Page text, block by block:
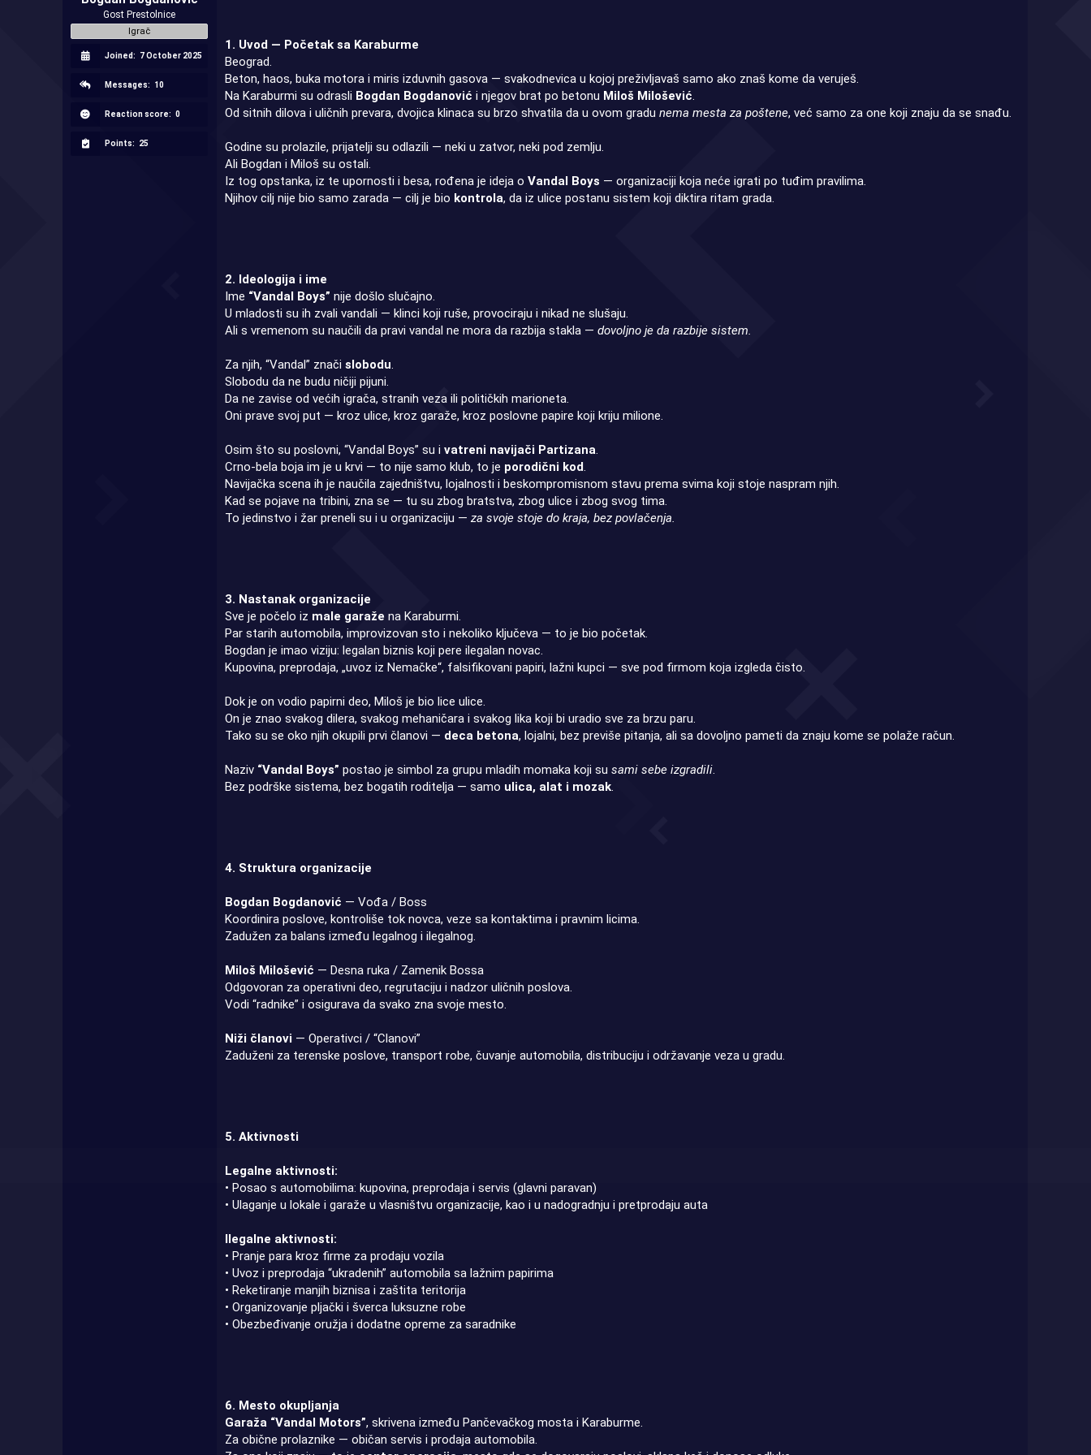
t
e
Gost Prestolnice
Igrač
Joined: 7 October 2025
Messages: 10
Reaction score: 0
Points: 25
1. Uvod — Početak sa Karaburme
Beograd.
Beton, haos, buka motora i miris izduvnih gasova — svakodnevica u kojoj preživljavaš samo ako znaš kome da veruješ.
Na Karaburmi su odrasli Bogdan Bogdanović i njegov brat po betonu Miloš Milošević.
Od sitnih dilova i uličnih prevara, dvojica klinaca su brzo shvatila da u ovom gradunema mesta za poštene, već samo za one koji znaju da se snađu.
Godine su prolazile, prijatelji su odlazili — neki u zatvor, neki pod zemlju.
Ali Bogdan i Miloš su ostali.
Iz tog opstanka, iz te upornosti i besa, rođena je ideja oVandal Boys — organizaciji koja neće igrati po tuđim pravilima.
Njihov cilj nije bio samo zarada — cilj je bio kontrola, da iz ulice postanu sistem koji diktira ritam grada.
2. Ideologija i ime
Ime “Vandal Boys” nije došlo slučajno.
U mladosti su ih zvali vandali — klinci koji ruše, provociraju i nikad ne slušaju.
Ali s vremenom su naučili da pravi vandal ne mora da razbija stakla —dovoljno je da razbije sistem.
Za njih, “Vandal” značislobodu.
Slobodu da ne budu ničiji pijuni.
Da ne zavise od većih igrača, stranih veza ili političkih marioneta.
Oni prave svoj put — kroz ulice, kroz garaže, kroz poslovne papire koji kriju milione.
Osim što su poslovni, “Vandal Boys” su ivatreni navijači Partizana.
Crno-bela boja im je u krvi — to nije samo klub, to je porodični kod.
Navijačka scena ih je naučila zajedništvu, lojalnosti i beskompromisnom stavu prema svima koji stoje naspram njih.
Kad se pojave na tribini, zna se — tu su zbog bratstva, zbog ulice i zbog svog tima.
To jedinstvo i žar preneli su i u organizaciju —za svoje stoje do kraja, bez povlačenja.
3. Nastanak organizacije
Sve je počelo iz male garaže na Karaburmi.
Par starih automobila, improvizovan sto i nekoliko ključeva — to je bio početak.
Bogdan je imao viziju: legalan biznis koji pere ilegalan novac.
Kupovina, preprodaja, „uvoz iz Nemačke“, falsifikovani papiri, lažni kupci — sve pod firmom koja izgleda čisto.
Dok je on vodio papirni deo, Miloš je bio lice ulice.
On je znao svakog dilera, svakog mehaničara i svakog lika koji bi uradio sve za brzu paru.
Tako su se oko njih okupili prvi članovi — deca betona, lojalni, bez previše pitanja, ali sa dovoljno pameti da znaju kome se polaže račun.
Naziv “Vandal Boys” postao je simbol za grupu mladih momaka koji susami sebe izgradili.
Bez podrške sistema, bez bogatih roditelja — samo ulica, alat i mozak.
4. Struktura organizacije
Bogdan Bogdanović — Vođa / Boss
Koordinira poslove, kontroliše tok novca, veze sa kontaktima i pravnim licima.
Zadužen za balans između legalnog i ilegalnog.
Miloš Milošević — Desna ruka / Zamenik Bossa
Odgovoran za operativni deo, regrutaciju i nadzor uličnih poslova.
Vodi “radnike” i osigurava da svako zna svoje mesto.
Niži članovi — Operativci / “Clanovi”
Zaduženi za terenske poslove, transport robe, čuvanje automobila, distribuciju i održavanje veza u gradu.
5. Aktivnosti
Legalne aktivnosti:
• Posao s automobilima: kupovina, preprodaja i servis (glavni paravan)
• Ulaganje u lokale i garaže u vlasništvu organizacije, kao i u nadogradnju i pretprodaju auta
Ilegalne aktivnosti:
• Pranje para kroz firme za prodaju vozila
• Uvoz i preprodaja “ukradenih” automobila sa lažnim papirima
• Reketiranje manjih biznisa i zaštita teritorija
• Organizovanje pljački i šverca luksuzne robe
• Obezbeđivanje oružja i dodatne opreme za saradnike
6. Mesto okupljanja
Garaža “Vandal Motors”, skrivena između Pančevačkog mosta i Karaburme.
Za obične prolaznike — običan servis i prodaja automobila.